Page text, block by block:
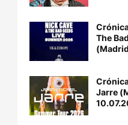
The
Jarre